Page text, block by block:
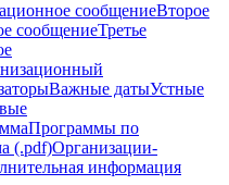
сообщениеВторое
сообщениеТретье
Важные датыУстные
Программы по
(.pdf)Организации-
информация